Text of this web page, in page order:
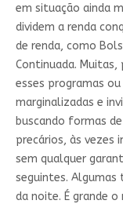
em situação ainda
dividem a renda
de renda, como
Continuada. Muitas,
esses programas ou
marginalizadas e
buscando formas
precários, às vezes
sem qualquer
seguintes.
da noite. É grande o